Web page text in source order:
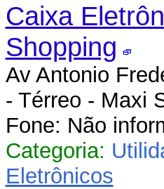
Caixa
Shopping
Av Antonio
- Térreo - Maxi
Fone: Não
Categoria:
Eletrônicos